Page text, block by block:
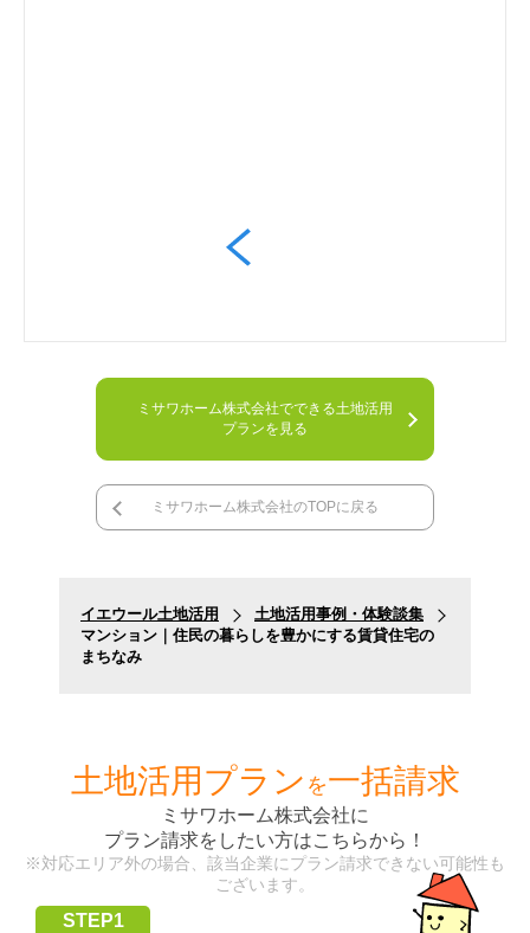
ミサワホーム株式会社のTOPに戻る
ミサワホーム株式会社でできる土地活用
プランを見る
イエウール土地活用
土地活用事例・体験談集
マンション｜住民の暮らしを豊かにする賃貸住宅の
まちなみ
土地活用プラン を一括請求
ミサワホーム株式会社に
プラン請求をしたい方はこちらから！
※対応エリア外の場合、該当企業にプラン請求できない可能性も
ございます。
STEP1